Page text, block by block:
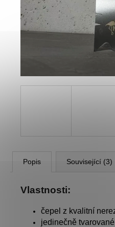
Popis Související (3)
Vlastnosti:
čepel z kvalitní
jedinečně
STARTER
1 896 Kč